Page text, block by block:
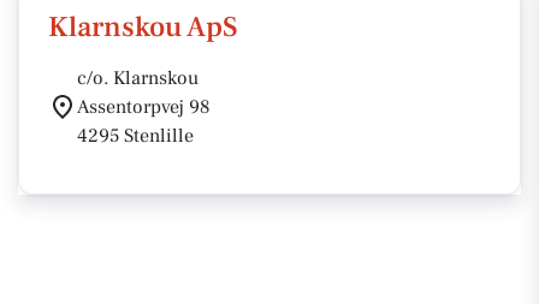
Klarnskou ApS
c/o. Klarnskou
Assentorpvej 98
4295 Stenlille